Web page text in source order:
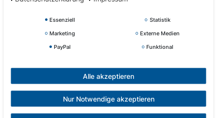
Dieser Waterway Hi-Flo Saugmund hat eine Saugleistung von 950
Abbildungen können vom Original abweichen
Essenziell
Statistik
Marketing
Externe Medien
PayPal
Funktional
Alle akzeptieren
Nur Notwendige akzeptieren